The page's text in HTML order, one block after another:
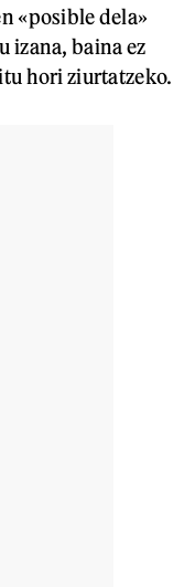
«posible dela»
izana, baina ez
hori ziurtatzeko.